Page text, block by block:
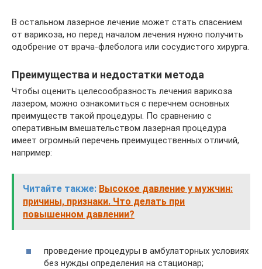
В остальном лазерное лечение может стать спасением
от варикоза, но перед началом лечения нужно получить
одобрение от врача-флеболога или сосудистого хирурга.
Преимущества и недостатки метода
Чтобы оценить целесообразность лечения варикоза
лазером, можно ознакомиться с перечнем основных
преимуществ такой процедуры. По сравнению с
оперативным вмешательством лазерная процедура
имеет огромный перечень преимущественных отличий,
например:
Читайте также: Высокое давление у мужчин:
причины, признаки. Что делать при
повышенном давлении?
проведение процедуры в амбулаторных условиях
без нужды определения на стационар;